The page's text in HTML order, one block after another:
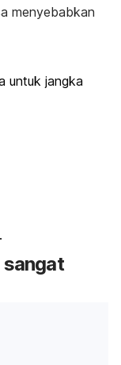
menyebabkan
untuk jangka
sangat